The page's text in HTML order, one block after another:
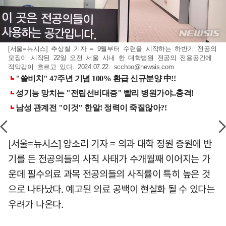
[서울=뉴시스] 추상철 기자 = 9월부터 수련을 시작하는 하반기 전공의
모집이 시작된 22일 오전 서울 시내 한 대학병원 전공의 전용공간에
적막감이 흐르고 있다. 2024.07.22. scchoo@newsis.com
[서울=뉴시스] 양소리 기자 = 의과 대학 정원 증원에 반
기를 든 전공의들의 사직 사태가 수개월째 이어지는 가
운데 필수의료 과목 전공의들의 사직률이 특히 높은 것
으로 나타났다. 예고된 의료 공백이 현실화 될 수 있다는
우려가 나온다.